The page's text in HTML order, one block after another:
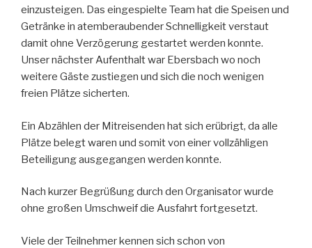
einzusteigen. Das eingespielte Team hat die Speisen und
Getränke in atemberaubender Schnelligkeit verstaut
damit ohne Verzögerung gestartet werden konnte.
Unser nächster Aufenthalt war Ebersbach wo noch
weitere Gäste zustiegen und sich die noch wenigen
freien Plätze sicherten.
Ein Abzählen der Mitreisenden hat sich erübrigt, da alle
Plätze belegt waren und somit von einer vollzähligen
Beteiligung ausgegangen werden konnte.
Nach kurzer Begrüßung durch den Organisator wurde
ohne großen Umschweif die Ausfahrt fortgesetzt.
Viele der Teilnehmer kennen sich schon von